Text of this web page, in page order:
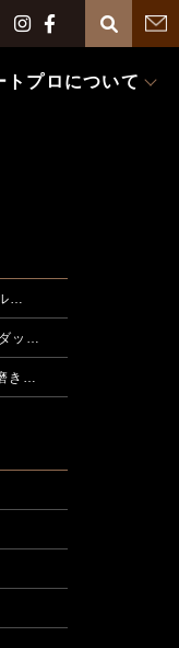
トプロについて
…
ッ…
き…